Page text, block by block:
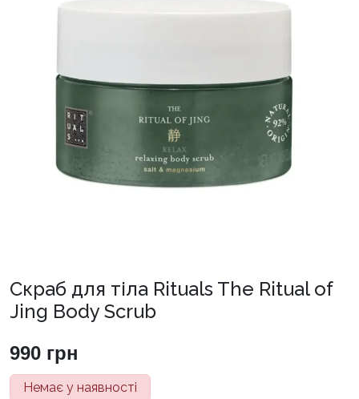
Скраб для тіла Rituals The Ritual of
Jing Body Scrub
990 грн
Немає у наявності